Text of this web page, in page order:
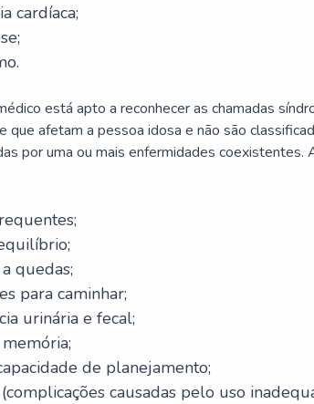
cardíaca;
está apto a reconhecer as chamadas
que afetam a pessoa idosa e não são
por uma ou mais enfermidades coexistentes.
quedas;
para caminhar;
urinária e fecal;
de planejamento;
causadas pelo uso